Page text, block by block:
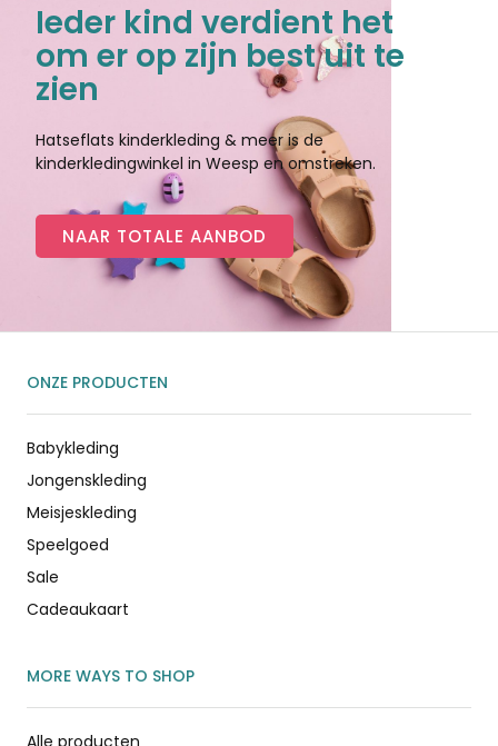
Ieder kind verdient het
om er op zijn best uit te
zien
Hatseflats kinderkleding & meer is de
kinderkledingwinkel in Weesp en omstreken.
NAAR TOTALE AANBOD
ONZE PRODUCTEN
Babykleding
Jongenskleding
Meisjeskleding
Speelgoed
Sale
Cadeaukaart
MORE WAYS TO SHOP
Alle producten